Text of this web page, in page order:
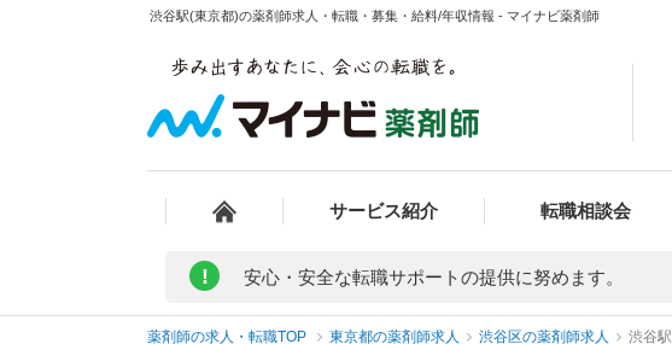
渋谷駅(東京都)の薬剤師求人・転職・募集・給料/年収情報 - マイナビ薬剤師
サービス紹介 転職相談会
! 安心・安全な転職サポートの提供に努めます。
薬剤師の求人・転職TOP 東京都の薬剤師求人 渋谷区の薬剤師求人 渋谷